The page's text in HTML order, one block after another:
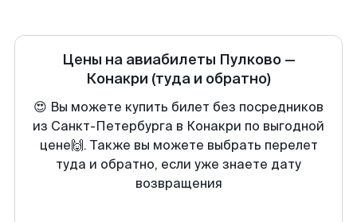
Цены на авиабилеты Пулково—
Конакри (туда и обратно)
😍 Вы можете купить билет без посредников
из Санкт-Петербурга в Конакри по выгодной
цене🙌. Также вы можете выбрать перелет
туда и обратно, если уже знаете дату
возвращения